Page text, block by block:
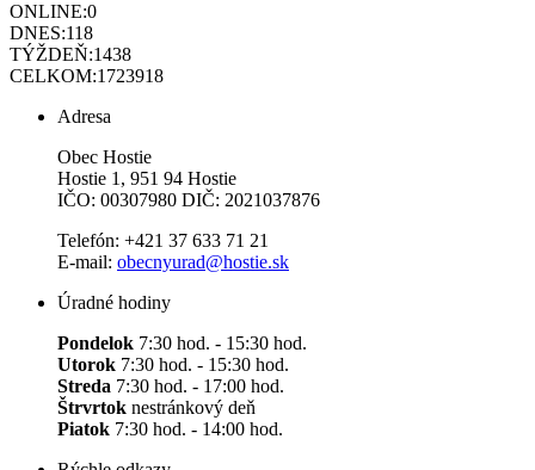
ONLINE:0
DNES:118
TÝŽDEŇ:1438
CELKOM:1723918
Adresa
Obec Hostie
Hostie 1, 951 94 Hostie
IČO: 00307980 DIČ: 2021037876
Telefón: +421 37 633 71 21
E-mail: obecnyurad@hostie.sk
Úradné hodiny
Pondelok 7:30 hod. - 15:30 hod.
Utorok 7:30 hod. - 15:30 hod.
Streda 7:30 hod. - 17:00 hod.
Štrvrtok nestránkový deň
Piatok 7:30 hod. - 14:00 hod.